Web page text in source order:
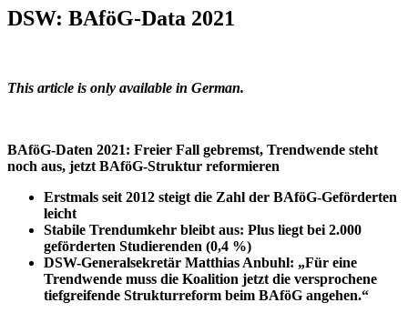
DSW: BAföG-Data 2021
This article is only available in German.
BAföG-Daten 2021: Freier Fall gebremst, Trendwende steht
noch aus, jetzt BAföG-Struktur reformieren
Erstmals seit 2012 steigt die Zahl der BAföG-Geförderten
leicht
Stabile Trendumkehr bleibt aus: Plus liegt bei 2.000
geförderten Studierenden (0,4 %)
DSW-Generalsekretär Matthias Anbuhl: „Für eine
Trendwende muss die Koalition jetzt die versprochene
tiefgreifende Strukturreform beim BAföG angehen.“